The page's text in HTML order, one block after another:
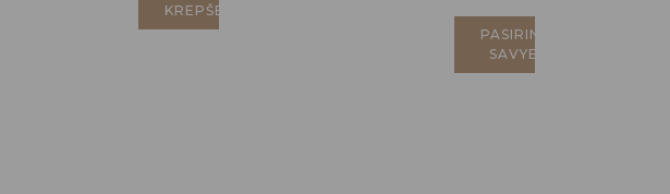
KREPŠELĮ
PASIRINKTI
SAVYBES